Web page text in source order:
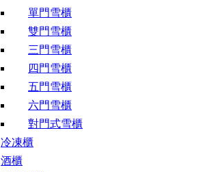
單門雪櫃
雙門雪櫃
三門雪櫃
四門雪櫃
五門雪櫃
六門雪櫃
對門式雪櫃
冷凍櫃
酒櫃